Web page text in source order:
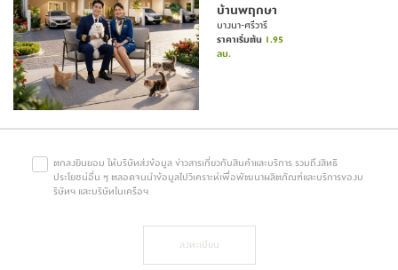
บ้านพฤกษา
บางนา-ศรีวารี
ราคาเริ่มต้น 1.95
ลบ.
ตกลงยินยอม ให้บริษัทส่งข้อมูล ข่าวสารเกี่ยวกับสินค้าและบริการ รวมถึงสิทธิ
ประโยชน์อื่น ๆ ตลอดจนนำข้อมูลไปวิเคราะห์เพื่อพัฒนาผลิตภัณฑ์และบริการของบ
ริษัทฯ และบริษัทในเครือฯ
ลงทะเบียน